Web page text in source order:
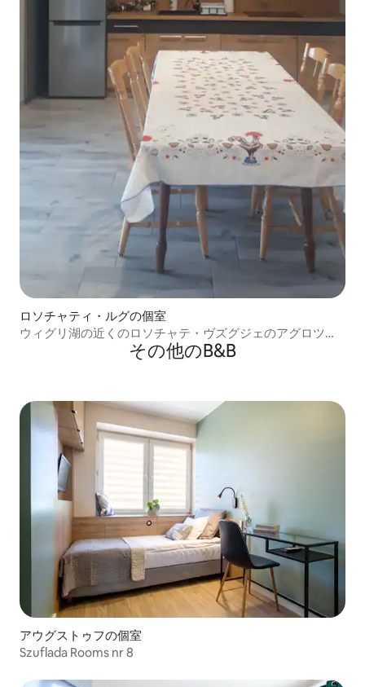
ロソチャティ・ルグの個室
ウィグリ湖の近くのロソチャテ・ヴズグジェのアグロツー
その他のB&B
アウグストゥフの個室
Szuflada Rooms nr 8